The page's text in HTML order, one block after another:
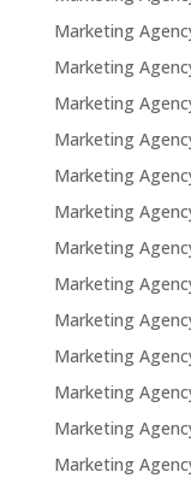
Marketing
Marketing
Marketing
Marketing
Marketing
Marketing
Marketing
Marketing
Marketing
Marketing
Marketing
Marketing
Marketing